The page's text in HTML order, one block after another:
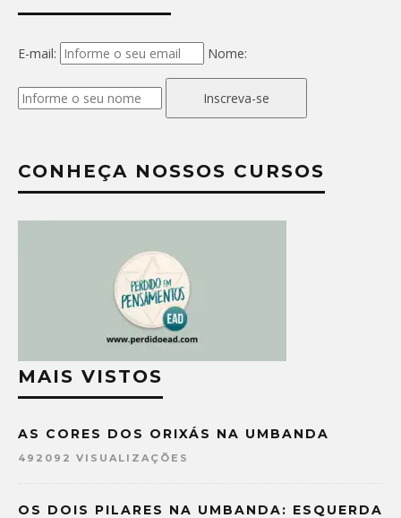
E-mail: Nome:
Inscreva-se
CONHEÇA NOSSOS CURSOS
MAIS VISTOS
AS CORES DOS ORIXÁS NA UMBANDA
492092 VISUALIZAÇÕES
OS DOIS PILARES NA UMBANDA: ESQUERDA